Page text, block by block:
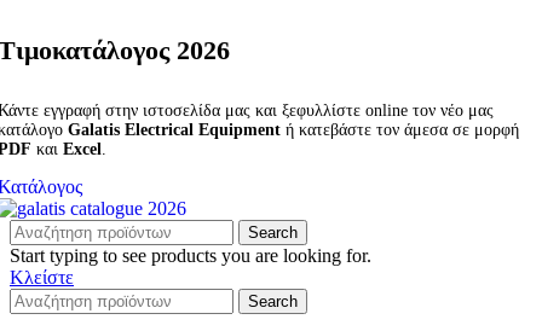
2026
εγγραφή στην ιστοσελίδα μας και ξεφυλλίστε online τον νέο μας
Galatis Electrical Equipment ή κατεβάστε τον άμεσα σε μορφή
και Excel
Search
Start typing to see products you are looking for.
Κλείστε
Search